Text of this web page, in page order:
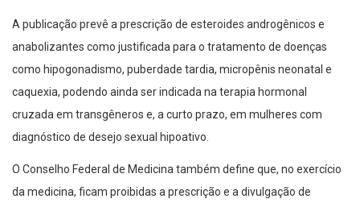
A publicação prevê a prescrição de esteroides androgênicos e
anabolizantes como justificada para o tratamento de doenças
como hipogonadismo, puberdade tardia, micropênis neonatal e
caquexia, podendo ainda ser indicada na terapia hormonal
cruzada em transgêneros e, a curto prazo, em mulheres com
diagnóstico de desejo sexual hipoativo.
O Conselho Federal de Medicina também define que, no exercício
da medicina, ficam proibidas a prescrição e a divulgação de